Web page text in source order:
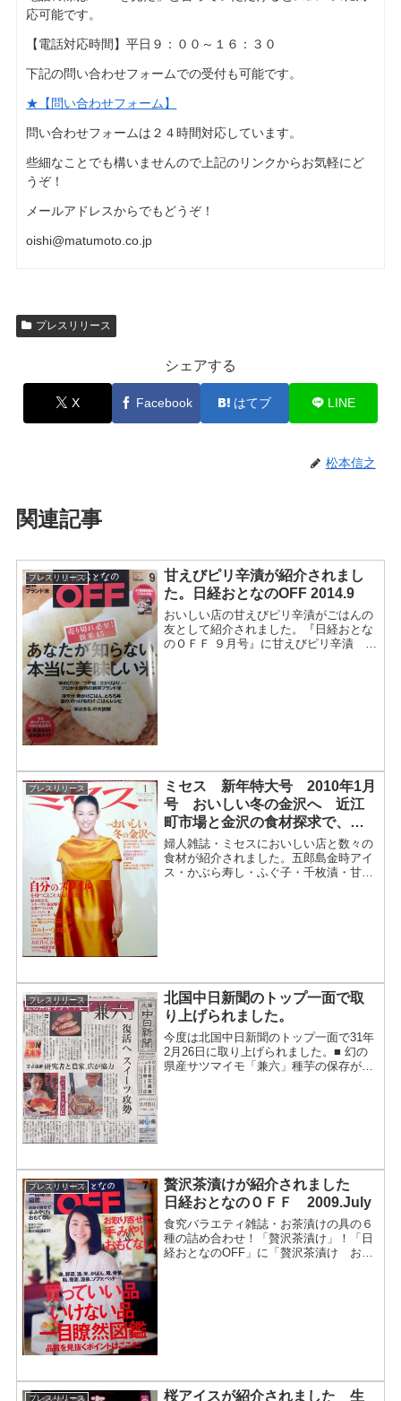
応可能です。
【電話対応時間】平日９：００～１６：３０
下記の問い合わせフォームでの受付も可能です。
★【問い合わせフォーム】
問い合わせフォームは２４時間対応しています。
些細なことでも構いませんので上記のリンクからお気軽にど
うぞ！
メールアドレスからでもどうぞ！
oishi@matumoto.co.jp
プレスリリース
シェアする
X Facebook はてブ LINE
松本信之
関連記事
プレスリリース
甘えびピリ辛漬が紹介されまし
た。日経おとなのOFF 2014.9
おいしい店の甘えびピリ辛漬がごはんの
友として紹介されました。『日経おとな
のＯＦＦ ９月号』に甘えびピリ辛漬 が
プレスリリース
ミセス 新年特大号 2010年1月
号 おいしい冬の金沢へ 近江
町市場と金沢の食材探求で、お
いしい店が紹介されました。
婦人雑誌・ミセスにおいしい店と数々の
食材が紹介されました。五郎島金時アイ
ス・かぶら寿し・ふぐ子・千枚漬・甘え
プレスリリース
北国中日新聞のトップ一面で取
り上げられました。
今度は北国中日新聞のトップ一面で31年
2月26日に取り上げられました。■ 幻の
県産サツマイモ「兼六」種芋の保存が難
プレスリリース
贅沢茶漬けが紹介されました
日経おとなのＯＦＦ 2009.July
食究バラエティ雑誌・お茶漬けの具の６
種の詰め合わせ！「贅沢茶漬け」！「日
経おとなのOFF」に「贅沢茶漬け お茶
プレスリリース
桜アイスが紹介されました 生